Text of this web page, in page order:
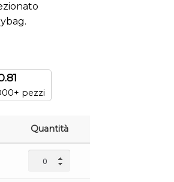
pezzi
Quantità